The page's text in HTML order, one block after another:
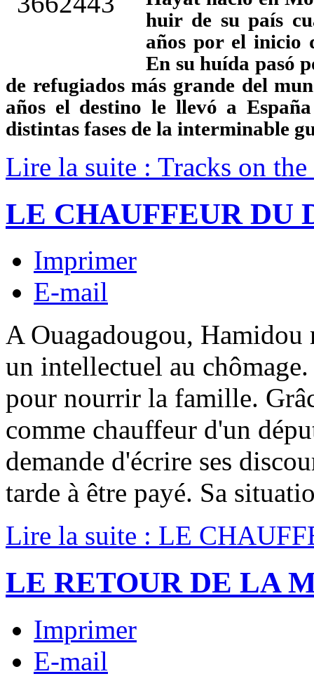
huir de su país
años por el inicio
En su huída pasó
de refugiados más grande del
años el destino le llevó a
distintas fases de la interminable
Lire la suite : Tracks on the
LE CHAUFFEUR DU
Imprimer
E-mail
A Ouagadougou, Hamidou
un intellectuel au
pour nourrir la famille.
comme chauffeur d'un
demande d'écrire ses
tarde à être payé. Sa
Lire la suite : LE
LE RETOUR DE LA
Imprimer
E-mail